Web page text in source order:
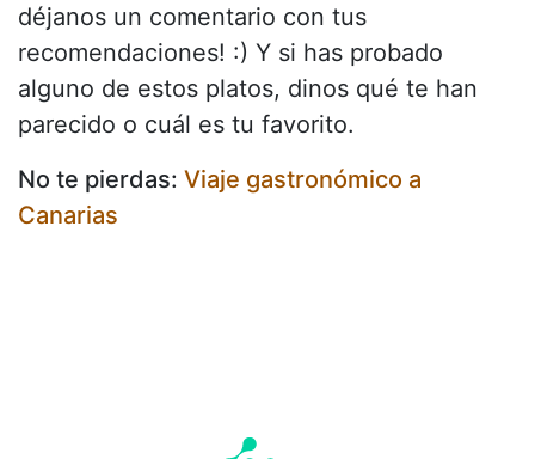
déjanos un comentario con tus
recomendaciones! :) Y si has probado
alguno de estos platos, dinos qué te han
parecido o cuál es tu favorito.
No te pierdas: Viaje gastronómico a
Canarias